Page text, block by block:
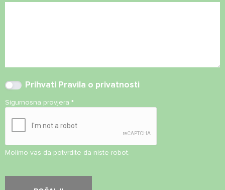
Prihvati Pravila o privatnosti
Sigurnosna provjera *
Molimo vas da potvrdite da niste robot.